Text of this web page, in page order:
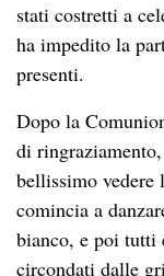
stati costretti a
ha impedito la
presenti.
Dopo la
di
bellissimo vedere
comincia a
bianco, e poi tutti
circondati dalle